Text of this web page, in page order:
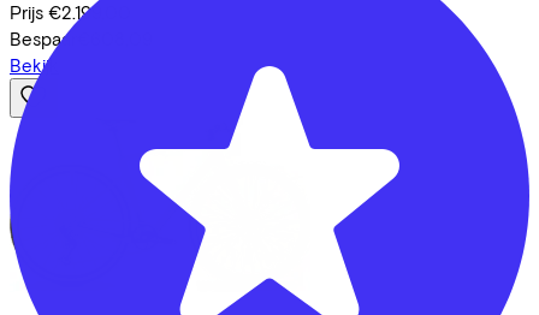
Prijs €2.199,00
Bespaar
Bekijk